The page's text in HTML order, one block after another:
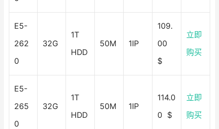
E5-
262
0
32G
1T
HDD
50M 1IP
109.
00
$
立即
购买
E5-
265
0
32G
1T
HDD
50M 1IP
114.0
0 $
立即
购买